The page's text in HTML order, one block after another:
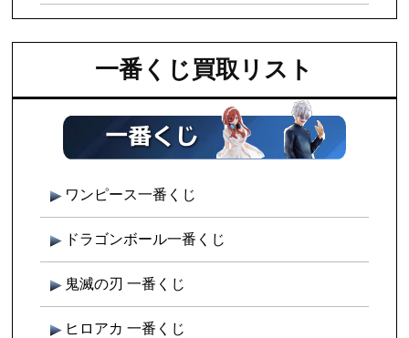
一番くじ買取リスト
ワンピース一番くじ
ドラゴンボール一番くじ
鬼滅の刃 一番くじ
ヒロアカ 一番くじ